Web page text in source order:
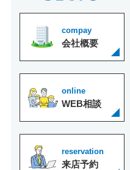
compay
会社概要
online
WEB相談
reservation
来店予約